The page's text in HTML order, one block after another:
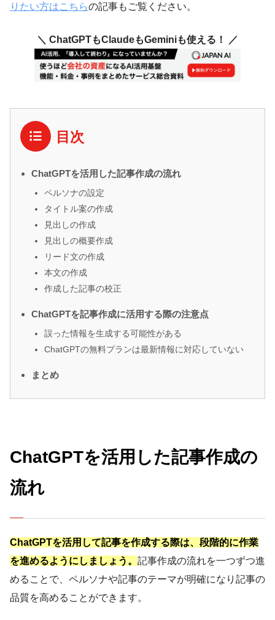
りたい方はこちらの記事もご覧ください。
＼ ChatGPTもClaudeもGeminiも使える！ ／
目次
ChatGPTを活用した記事作成の流れ
ペルソナの設定
タイトル案の作成
見出しの作成
見出しの概要作成
リード文の作成
本文の作成
作成した記事の校正
ChatGPTを記事作成に活用する際の注意点
誤った情報を生成する可能性がある
ChatGPTの無料プランは最新情報に対応していない
まとめ
ChatGPTを活用した記事作成の
流れ
ChatGPTを活用して記事を作成する際は、段階的に作業
を進めるようにしましょう。 記事作成の流れを一つずつ進
めることで、ペルソナや記事のテーマが明確になり記事の
品質を高めることができます。